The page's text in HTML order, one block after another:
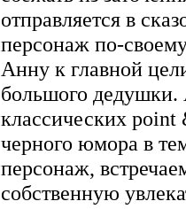
отправляется в
персонаж по-
Анну к главной
большого дедушки.
классических
черного юмора в
персонаж,
собственную